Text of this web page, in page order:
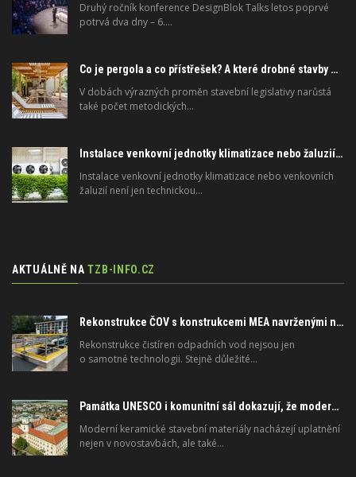
Druhý ročník konference DesignBlok Talks letos poprvé
potrvá dva dny – 6.…
Co je pergola a co přístřešek? A které drobné stavby musíte povolovat? Pomůže metodika
V dobách výrazných proměn stavební legislativy narůstá
také počet metodických…
Instalace venkovní jednotky klimatizace nebo žaluzií podléhá jasným právním pravidlům
Instalace venkovní jednotky klimatizace nebo venkovních
žaluzií není jen technickou…
AKTUÁLNĚ NA TZB-INFO.CZ
Rekonstrukce ČOV s konstrukcemi MEA navrženými na dlouhou životnost
Rekonstrukce čistíren odpadních vod nejsou jen
o samotné technologii. Stejně důležité…
Památka UNESCO i komunitní sál dokazují, že moderní materiály nejsou jen pro novostavby
Moderní keramické stavební materiály nacházejí uplatnění
nejen v novostavbách, ale také…